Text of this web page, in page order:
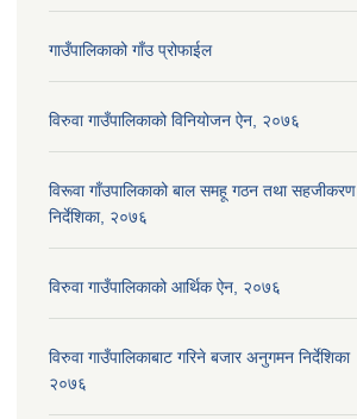
गाउँपालिकाको गाँउ प्रोफाईल
विरुवा गाउँपालिकाको विनियोजन ऐन, २०७६
विरूवा गाँउपालिकाको बाल समहू गठन तथा सहजीकरण
निर्देशिका, २०७६
विरुवा गाउँपालिकाको आर्थिक ऐन, २०७६
विरुवा गाउँपालिकाबाट गरिने बजार अनुगमन निर्देशिका
२०७६